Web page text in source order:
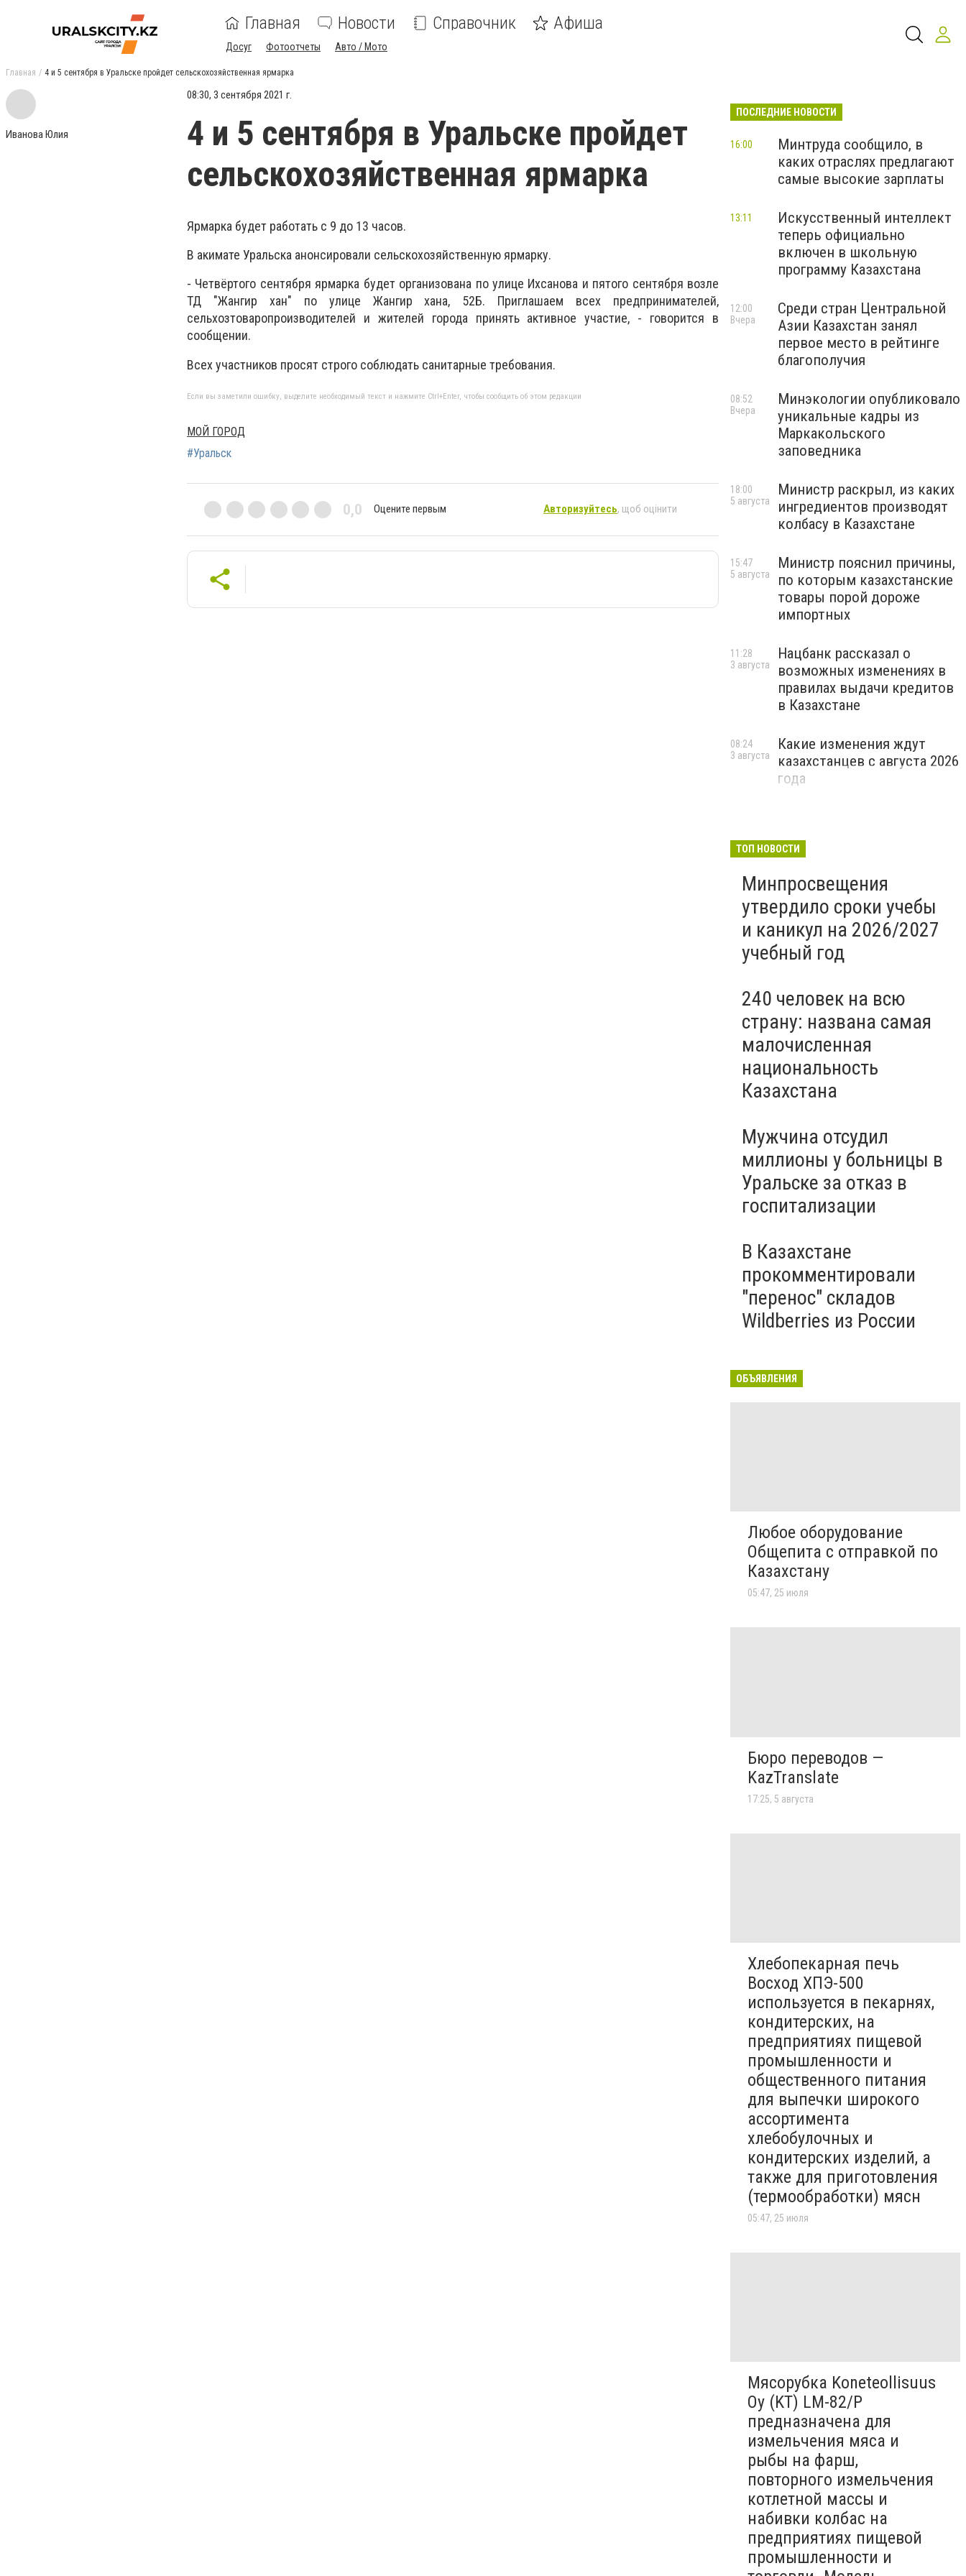
Главная Новости Справочник Афиша
Досуг Фотоотчеты Авто / Мото
Главная 4 и 5 сентября в Уральске пройдет сельскохозяйственная ярмарка
Иванова Юлия
08:30, 3 сентября 2021 г.
4 и 5 сентября в Уральске пройдет
сельскохозяйственная ярмарка
Ярмарка будет работать с 9 до 13 часов.
В акимате Уральска анонсировали сельскохозяйственную ярмарку.
- Четвёртого сентября ярмарка будет организована по улице Ихсанова и пятого сентября возле
ТД "Жангир хан" по улице Жангир хана, 52Б. Приглашаем всех предпринимателей,
сельхозтоваропроизводителей и жителей города принять активное участие, - говорится в
сообщении.
Всех участников просят строго соблюдать санитарные требования.
Если вы заметили ошибку, выделите необходимый текст и нажмите Ctrl+Enter, чтобы сообщить об этом редакции
МОЙ ГОРОД
#Уральск
0,0 Оцените первым Авторизуйтесь, щоб оцінити
ПОСЛЕДНИЕ НОВОСТИ
Минтруда сообщило, в
каких отраслях предлагают
самые высокие зарплаты
16:00
Искусственный интеллект
теперь официально
включен в школьную
программу Казахстана
13:11
Среди стран Центральной
Азии Казахстан занял
первое место в рейтинге
благополучия
12:00
Вчера
Минэкологии опубликовало
уникальные кадры из
Маркакольского
заповедника
08:52
Вчера
Министр раскрыл, из каких
ингредиентов производят
колбасу в Казахстане
18:00
5 августа
Министр пояснил причины,
по которым казахстанские
товары порой дороже
импортных
15:47
5 августа
Нацбанк рассказал о
возможных изменениях в
правилах выдачи кредитов
в Казахстане
11:28
3 августа
Какие изменения ждут
казахстанцев с августа 2026
года
08:24
3 августа
ТОП НОВОСТИ
Минпросвещения
утвердило сроки учебы
и каникул на 2026/2027
учебный год
240 человек на всю
страну: названа самая
малочисленная
национальность
Казахстана
Мужчина отсудил
миллионы у больницы в
Уральске за отказ в
госпитализации
В Казахстане
прокомментировали
"перенос" складов
Wildberries из России
ОБЪЯВЛЕНИЯ
Любое оборудование
Общепита с отправкой по
Казахстану
05:47, 25 июля
Бюро переводов —
KazTranslate
17:25, 5 августа
Хлебопекарная печь
Восход ХПЭ-500
используется в пекарнях,
кондитерских, на
предприятиях пищевой
промышленности и
общественного питания
для выпечки широкого
ассортимента
хлебобулочных и
кондитерских изделий, а
также для приготовления
(термообработки) мясн
05:47, 25 июля
Мясорубка Koneteollisuus
Oy (KT)​ LM-82/P
предназначена для
измельчения мяса и
рыбы на фарш,
повторного измельчения
котлетной массы и
набивки колбас на
предприятиях пищевой
промышленности и